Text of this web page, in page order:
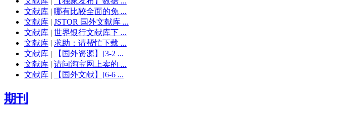
文献库 | 哪有比较全面的免 ...
文献库 | JSTOR 国外文献库 ...
文献库 | 世界银行文献库下 ...
文献库 | 求助：请帮忙下载 ...
文献库 |
【国外资源】[3-2 ...
文献库 | 请问淘宝网上卖的 ...
文献库 | 【国外文献】[6-6 ...
期刊